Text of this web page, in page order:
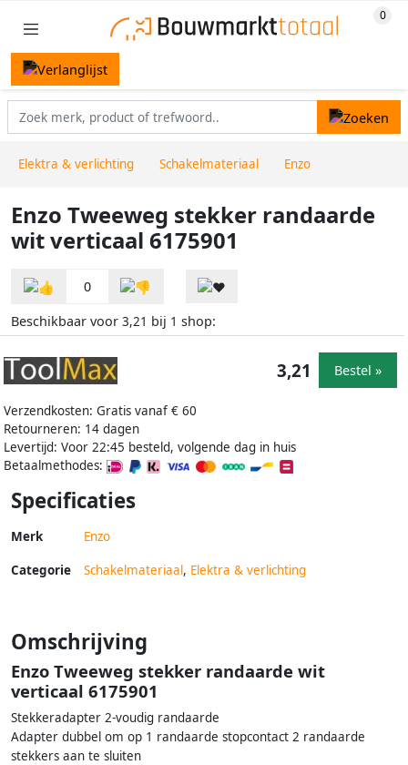
Elektra & verlichting Schakelmateriaal Enzo
Enzo Tweeweg stekker randaarde
wit verticaal 6175901
0
Beschikbaar voor 3,21 bij 1 shop:
Verzendkosten: Gratis vanaf € 60
Retourneren: 14 dagen
Levertijd: Voor 22:45 besteld, volgende dag in huis
Betaalmethodes:
3,21 Bestel »
Specificaties
Merk Enzo
Categorie Schakelmateriaal, Elektra & verlichting
Omschrijving
Enzo Tweeweg stekker randaarde wit
verticaal 6175901
Stekkeradapter 2-voudig randaarde
Adapter dubbel om op 1 randaarde stopcontact 2 randaarde
stekkers aan te sluiten